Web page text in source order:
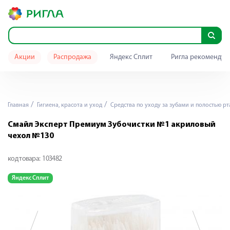
Акции Распродажа Яндекс Сплит Ригла
Главная Гигиена, красота и уход Средства по уходу за зубами и полостью
Смайл Эксперт Премиум Зубочистки №1 акриловый
чехол №130
код товара: 103482
Яндекс Сплит